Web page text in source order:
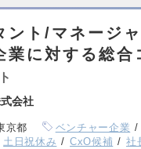
ント/マネージ
業に対する総合
会社
京都 ベンチャー企業
土日祝休み CxO候補 社